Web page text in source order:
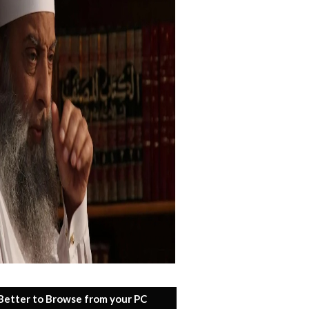
to Browse from your PC